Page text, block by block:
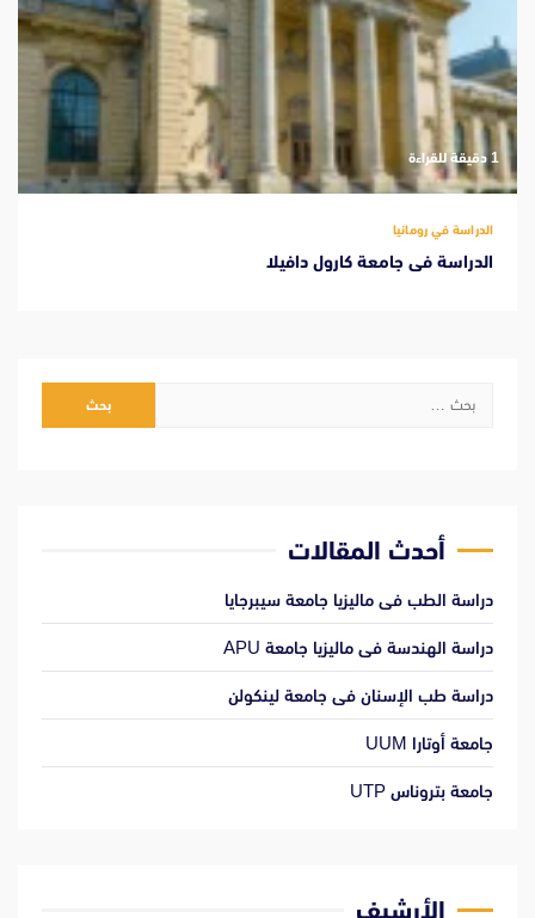
‫1 دقيقة للقراءة
الدراسة في رومانيا
الدراسة فى جامعة كارول دافيلا
البحث
أحدث المقالات
دراسة الطب فى ماليزيا جامعة سيبرجايا
دراسة الهندسة فى ماليزيا جامعة APU
دراسة طب الإسنان فى جامعة لينكولن
جامعة أوتارا UUM
جامعة بتروناس UTP
الأرشيف